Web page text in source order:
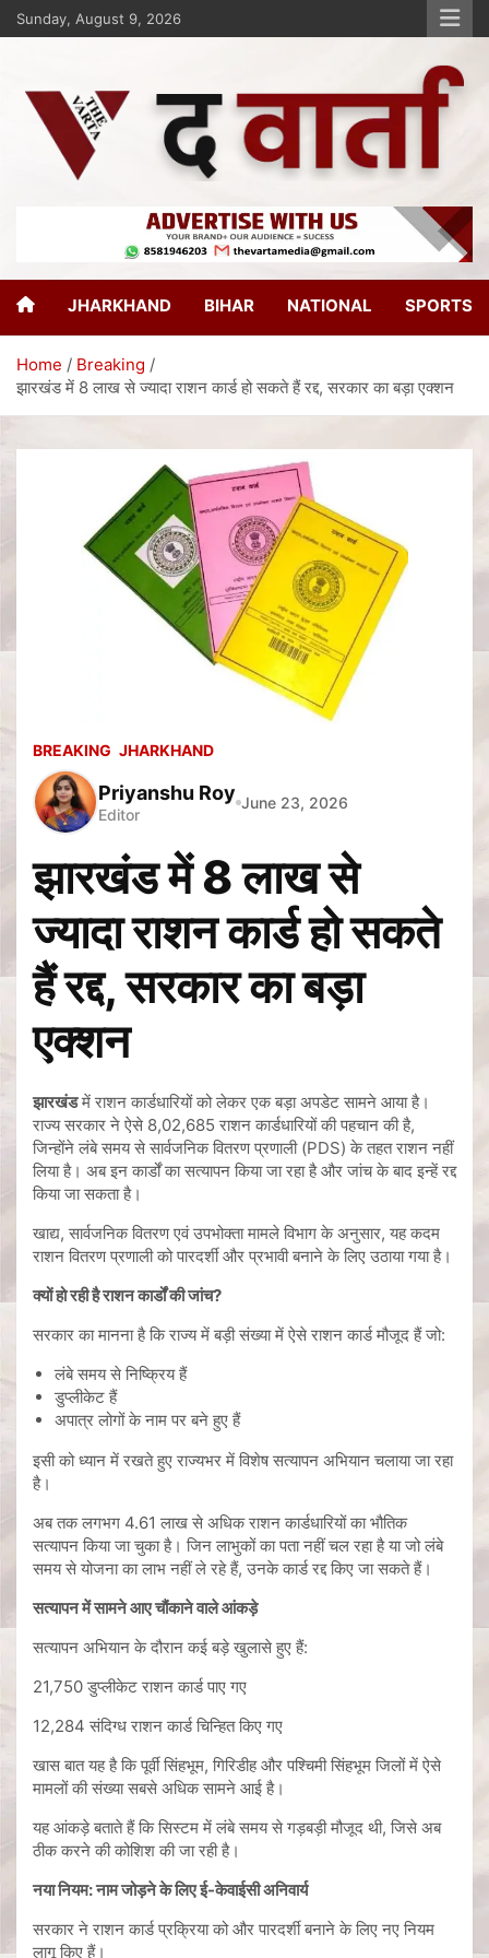
Sunday, August 9, 2026
The Varta
JHARKHAND BIHAR NATIONAL SPORTS
Home
Breaking
झारखंड में 8 लाख से ज्यादा राशन कार्ड हो सकते हैं रद्द, सरकार का बड़ा एक्शन
BREAKING JHARKHAND
Priyanshu Roy
Editor
June 23, 2026
झारखंड में 8 लाख से
ज्यादा राशन कार्ड हो सकते
हैं रद्द, सरकार का बड़ा
एक्शन
झारखंडमें राशन कार्डधारियों को लेकर एक बड़ा अपडेट सामने आया है।
राज्य सरकार ने ऐसे 8,02,685 राशन कार्डधारियों की पहचान की है,
जिन्होंने लंबे समय से सार्वजनिक वितरण प्रणाली (PDS) के तहत राशन नहीं
लिया है। अब इन कार्डों का सत्यापन किया जा रहा है और जांच के बाद इन्हें रद्द
किया जा सकता है।
खाद्य, सार्वजनिक वितरण एवं उपभोक्ता मामले विभाग के अनुसार, यह कदम
राशन वितरण प्रणाली को पारदर्शी और प्रभावी बनाने के लिए उठाया गया है।
क्यों हो रही है राशन कार्डों की जांच?
सरकार का मानना है कि राज्य में बड़ी संख्या में ऐसे राशन कार्ड मौजूद हैं जो:
लंबे समय से निष्क्रिय हैं
डुप्लीकेट हैं
अपात्र लोगों के नाम पर बने हुए हैं
इसी को ध्यान में रखते हुए राज्यभर में विशेष सत्यापन अभियान चलाया जा रहा
है।
अब तक लगभग 4.61 लाख से अधिक राशन कार्डधारियों का भौतिक
सत्यापन किया जा चुका है। जिन लाभुकों का पता नहीं चल रहा है या जो लंबे
समय से योजना का लाभ नहीं ले रहे हैं, उनके कार्ड रद्द किए जा सकते हैं।
सत्यापन में सामने आए चौंकाने वाले आंकड़े
सत्यापन अभियान के दौरान कई बड़े खुलासे हुए हैं:
21,750 डुप्लीकेट राशन कार्ड पाए गए
12,284 संदिग्ध राशन कार्ड चिन्हित किए गए
खास बात यह है कि पूर्वी सिंहभूम, गिरिडीह और पश्चिमी सिंहभूम जिलों में ऐसे
मामलों की संख्या सबसे अधिक सामने आई है।
यह आंकड़े बताते हैं कि सिस्टम में लंबे समय से गड़बड़ी मौजूद थी, जिसे अब
ठीक करने की कोशिश की जा रही है।
नया नियम: नाम जोड़ने के लिए ई-केवाईसी अनिवार्य
सरकार ने राशन कार्ड प्रक्रिया को और पारदर्शी बनाने के लिए नए नियम
लागू किए हैं।